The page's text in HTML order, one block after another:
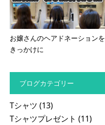
お嬢さんのヘアドネーションを
きっかけに
ブログカテゴリー
Tシャツ (13)
Tシャツプレゼント (11)